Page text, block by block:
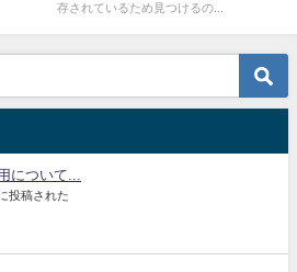
存されているため見つけるの...
について...
投稿された